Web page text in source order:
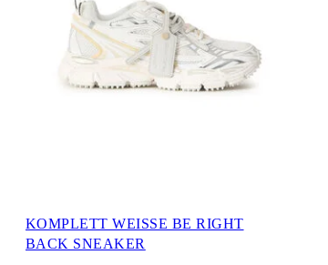
KOMPLETT WEISSE BE RIGHT
BACK SNEAKER